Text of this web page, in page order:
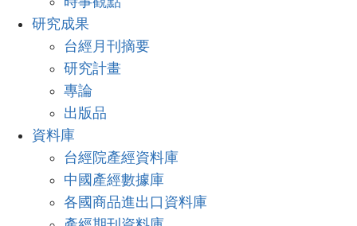
研究成果
台經月刊摘要
研究計畫
專論
出版品
資料庫
台經院產經資料庫
中國產經數據庫
各國商品進出口資料庫